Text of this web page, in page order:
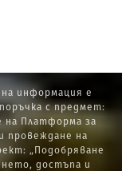
информация е
с предмет:
на Платформа за
провеждане на
„Подобряване
достъпа и